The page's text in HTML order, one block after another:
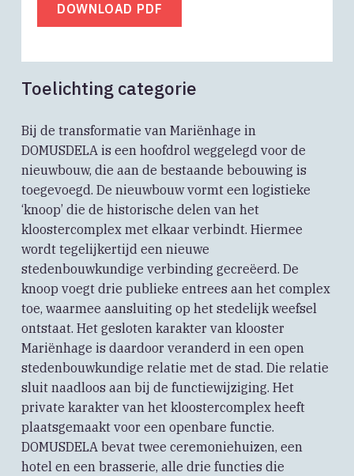
Toelichting categorie
Bij de transformatie van Mariënhage in
DOMUSDELA is een hoofdrol weggelegd voor de
nieuwbouw, die aan de bestaande bebouwing is
toegevoegd. De nieuwbouw vormt een logistieke
‘knoop’ die de historische delen van het
kloostercomplex met elkaar verbindt. Hiermee
wordt tegelijkertijd een nieuwe
stedenbouwkundige verbinding gecreëerd. De
knoop voegt drie publieke entrees aan het complex
toe, waarmee aansluiting op het stedelijk weefsel
ontstaat. Het gesloten karakter van klooster
Mariënhage is daardoor veranderd in een open
stedenbouwkundige relatie met de stad. Die relatie
sluit naadloos aan bij de functiewijziging. Het
private karakter van het kloostercomplex heeft
plaatsgemaakt voor een openbare functie.
DOMUSDELA bevat twee ceremoniehuizen, een
hotel en een brasserie, alle drie functies die
DOWNLOAD PDF